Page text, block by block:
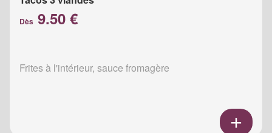
Dès 9.50 €
Frites à l'intérieur, sauce fromagère